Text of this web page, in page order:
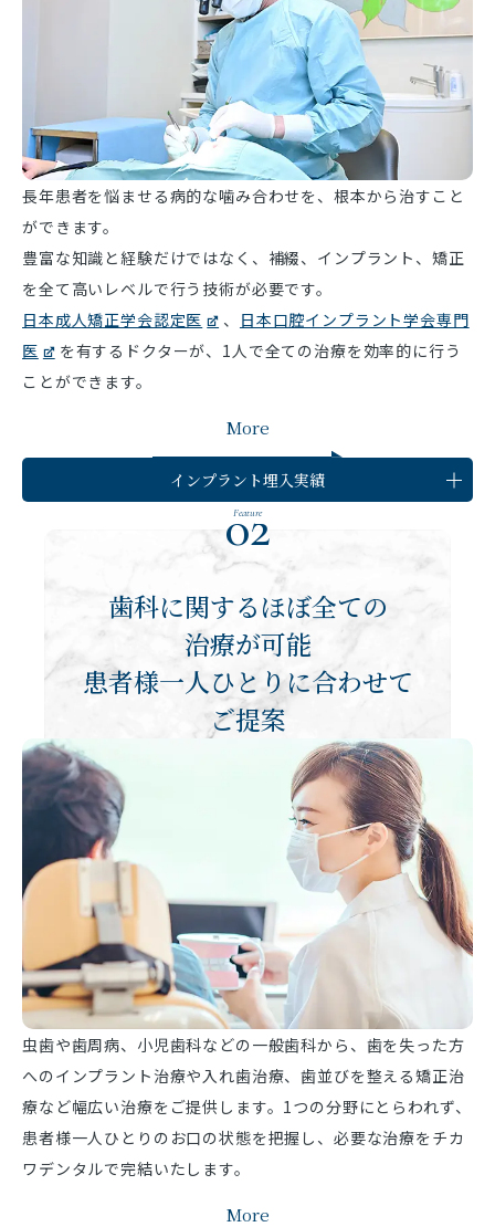
長年患者を悩ませる病的な噛み合わせを、根本から治すこと
ができます。
豊富な知識と経験だけではなく、補綴、インプラント、矯正
を全て高いレベルで行う技術が必要です。
日本成人矯正学会認定医
、
日本口腔インプラント学会専門
医
を有するドクターが、1人で全ての治療を効率的に行う
ことができます。
More
インプラント埋入実績
Feature
02
歯科に関するほぼ全ての
治療が可能
患者様一人ひとりに合わせて
ご提案
虫歯や歯周病、小児歯科などの一般歯科から、歯を失った方
へのインプラント治療や入れ歯治療、歯並びを整える矯正治
療など幅広い治療をご提供します。1つの分野にとらわれず、
患者様一人ひとりのお口の状態を把握し、必要な治療をチカ
ワデンタルで完結いたします。
More